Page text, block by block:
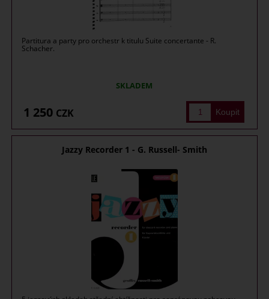
Partitura a party pro orchestr k titulu Suite concertante - R.
Schacher.
SKLADEM
1 250 CZK
Jazzy Recorder 1 - G. Russell- Smith